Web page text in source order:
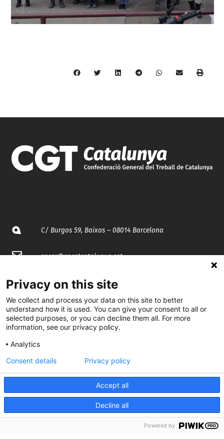
C/ Burgos 59, Baixos – 08014 Barcelona
spccc@spcgtcatalunya.cat
935 120 481
@CGTCatalunya
cgtcatalunya
CGTCatalunya
Desenvolupat per
Privacy on this site
We collect and process your data on this site to better
understand how it is used. You can give your consent to all or
selected purposes, or you can decline them all. For more
information, see our privacy policy.
Analytics
Accept all
Decline all
Consent details Privacy policy
Powered by